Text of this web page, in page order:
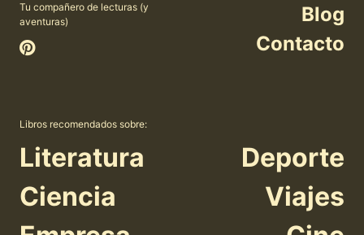
Tu compañero de lecturas (y
aventuras)
Blog
Contacto
Libros recomendados sobre:
Literatura
Ciencia
Deporte
Viajes